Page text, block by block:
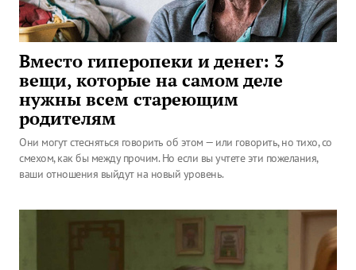
Вместо гиперопеки и денег: 3
вещи, которые на самом деле
нужны всем стареющим
родителям
Они могут стесняться говорить об этом — или говорить, но тихо, со
смехом, как бы между прочим. Но если вы учтете эти пожелания,
ваши отношения выйдут на новый уровень.